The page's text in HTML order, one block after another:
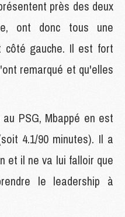
près des deux
ont donc tous une
côté gauche. Il est fort
remarqué et qu'elles
PSG, Mbappé en est
4.1/90 minutes). Il a
et il ne va lui falloir que
le leadership à